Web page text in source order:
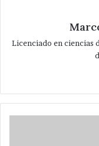
Licenciado en ciencias